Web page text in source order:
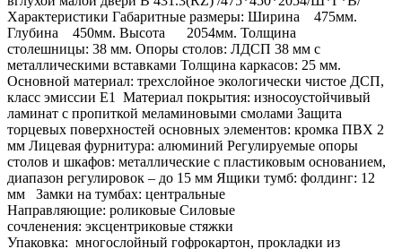
Характеристики Габаритные размеры: Ширина 475мм.
Глубина 450мм. Высота 2054мм. Толщина
столешницы: 38 мм. Опоры столов: ЛДСП 38 мм с
металлическими вставками Толщина каркасов: 25 мм.
Основной материал: трехслойное экологически чистое ДСП,
класс эмиссии Е1 Материал покрытия: износоустойчивый
ламинат с пропиткой меламиновыми смолами Защита
торцевых поверхностей основных элементов: кромка ПВХ 2
мм Лицевая фурнитура: алюминий Регулируемые опоры
столов и шкафов: металлические с пластиковым основанием,
диапазон регулировок – до 15 мм Ящики тумб: фолдинг: 12
мм Замки на тумбах: центральные
Направляющие: роликовые Силовые
сочленения: эксцентриковые стяжки
Упаковка: многослойный гофрокартон, прокладки из